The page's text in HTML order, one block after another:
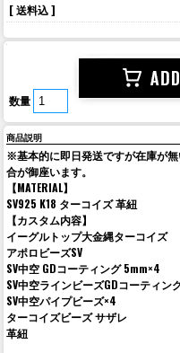
[ 送料込 ]
数量
商品説明
※基本的に即日発送ですが在庫が
合が御座います。
【MATERIAL】
SV925 K18 ターコイズ 革紐
【カスタム内容】
イーグルトップ大金縄ターコイズ
アポロビーズSV
SV中空 GDコーティング 5mm×4
SV中空ラインビーズGDコーティン
SV中空パイプビーズ×4
ターコイズビーズ サザレ
革紐